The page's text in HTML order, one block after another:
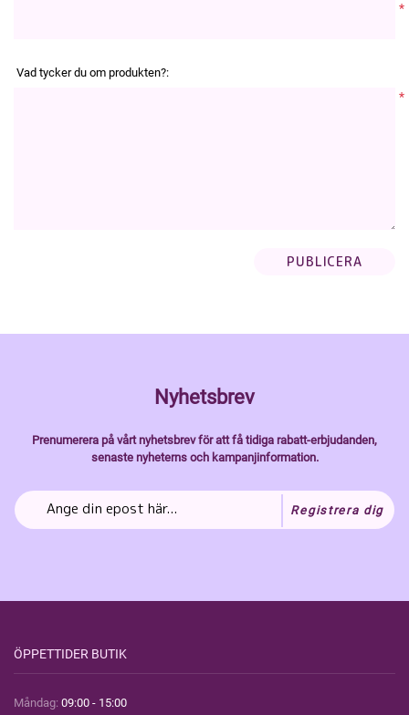
*
Vad tycker du om produkten?:
*
Nyhetsbrev
Prenumerera på vårt nyhetsbrev för att få tidiga rabatt-erbjudanden,
senaste nyheterns och kampanjinformation.
Registrera dig
ÖPPETTIDER BUTIK
Måndag: 09:00 - 15:00